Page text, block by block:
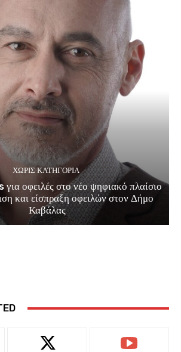
ΧΩΡΊΣ ΚΑΤΗΓΟΡΊΑ
οφειλές στο νέο ψηφιακό πλαίσιο
και είσπραξη οφειλών στον Δήμο
Καβάλας